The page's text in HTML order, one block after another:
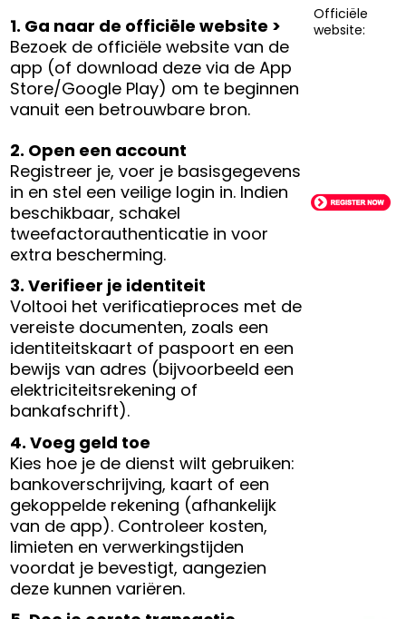
1. Ga naar de officiële website >
Bezoek de officiële website van de
app (of download deze via de App
Store/Google Play) om te beginnen
vanuit een betrouwbare bron.
2. Open een account
Registreer je, voer je basisgegevens
in en stel een veilige login in. Indien
beschikbaar, schakel
tweefactorauthenticatie in voor
extra bescherming.
3. Verifieer je identiteit
Voltooi het verificatieproces met de
vereiste documenten, zoals een
identiteitskaart of paspoort en een
bewijs van adres (bijvoorbeeld een
elektriciteitsrekening of
bankafschrift).
4. Voeg geld toe
Kies hoe je de dienst wilt gebruiken:
bankoverschrijving, kaart of een
gekoppelde rekening (afhankelijk
van de app). Controleer kosten,
limieten en verwerkingstijden
voordat je bevestigt, aangezien
deze kunnen variëren.
Officiële
website: